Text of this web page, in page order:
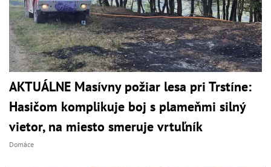
AKTUÁLNE Masívny požiar lesa pri Trstíne:
Hasičom komplikuje boj s plameňmi silný
vietor, na miesto smeruje vrtuľník
Domáce